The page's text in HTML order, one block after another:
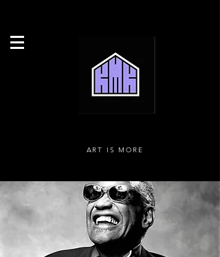
ART IS MORE